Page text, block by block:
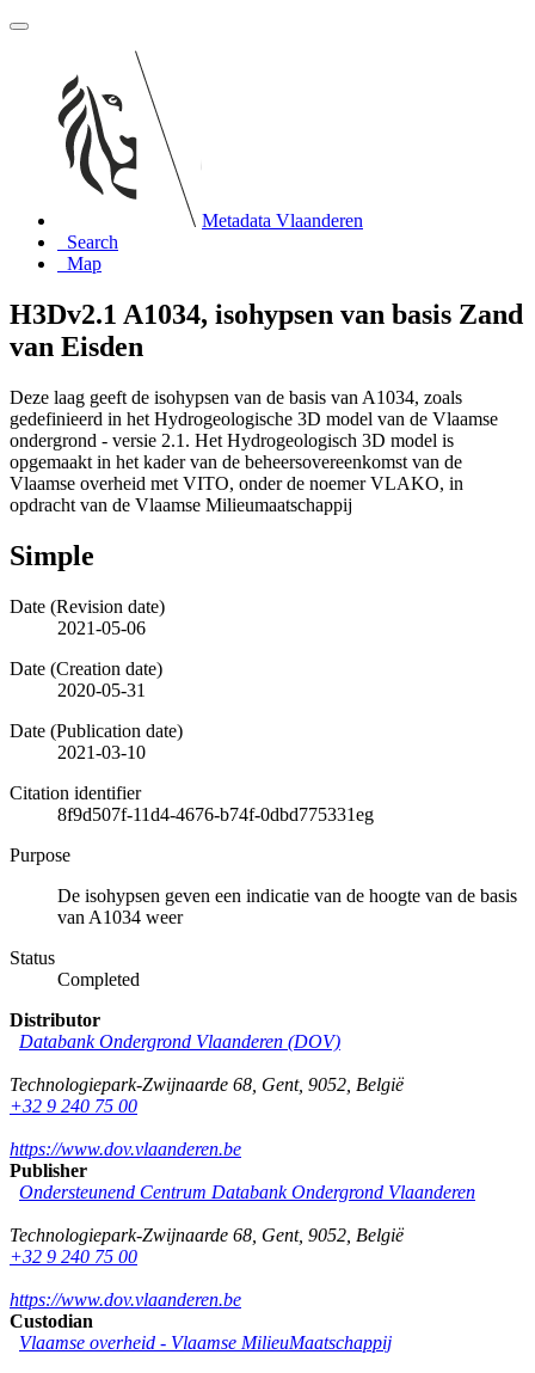
Metadata Vlaanderen
Search
Map
H3Dv2.1 A1034, isohypsen van basis Zand
van Eisden
Deze laag geeft de isohypsen van de basis van A1034, zoals
gedefinieerd in het Hydrogeologische 3D model van de Vlaamse
ondergrond - versie 2.1. Het Hydrogeologisch 3D model is
opgemaakt in het kader van de beheersovereenkomst van de
Vlaamse overheid met VITO, onder de noemer VLAKO, in
opdracht van de Vlaamse Milieumaatschappij
Simple
Date (Revision date)
2021-05-06
Date (Creation date)
2020-05-31
Date (Publication date)
2021-03-10
Citation identifier
8f9d507f-11d4-4676-b74f-0dbd775331eg
Purpose
De isohypsen geven een indicatie van de hoogte van de basis
van A1034 weer
Status
Completed
Distributor
Databank Ondergrond Vlaanderen (DOV)
Technologiepark-Zwijnaarde 68 Gent, 9052 België
+32 9 240 75 00
https://www.dov.vlaanderen.be
Publisher
Ondersteunend Centrum Databank Ondergrond Vlaanderen
Technologiepark-Zwijnaarde 68 Gent, 9052 België
+32 9 240 75 00
https://www.dov.vlaanderen.be
Custodian
Vlaamse overheid - Vlaamse MilieuMaatschappij